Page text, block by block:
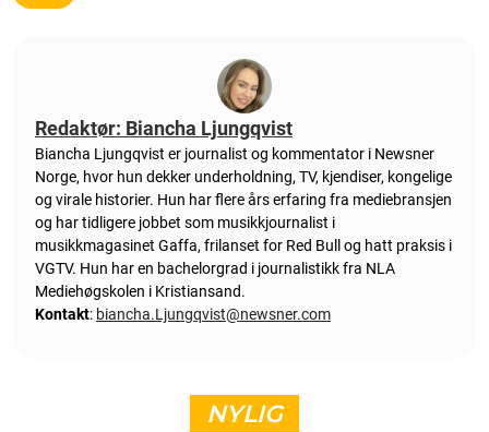
Redaktør: Biancha Ljungqvist
Biancha Ljungqvist er journalist og kommentator i Newsner
Norge, hvor hun dekker underholdning, TV, kjendiser, kongelige
og virale historier. Hun har flere års erfaring fra mediebransjen
og har tidligere jobbet som musikkjournalist i
musikkmagasinet Gaffa, frilanset for Red Bull og hatt praksis i
VGTV. Hun har en bachelorgrad i journalistikk fra NLA
Mediehøgskolen i Kristiansand.
Kontakt: biancha.Ljungqvist@newsner.com
NYLIG